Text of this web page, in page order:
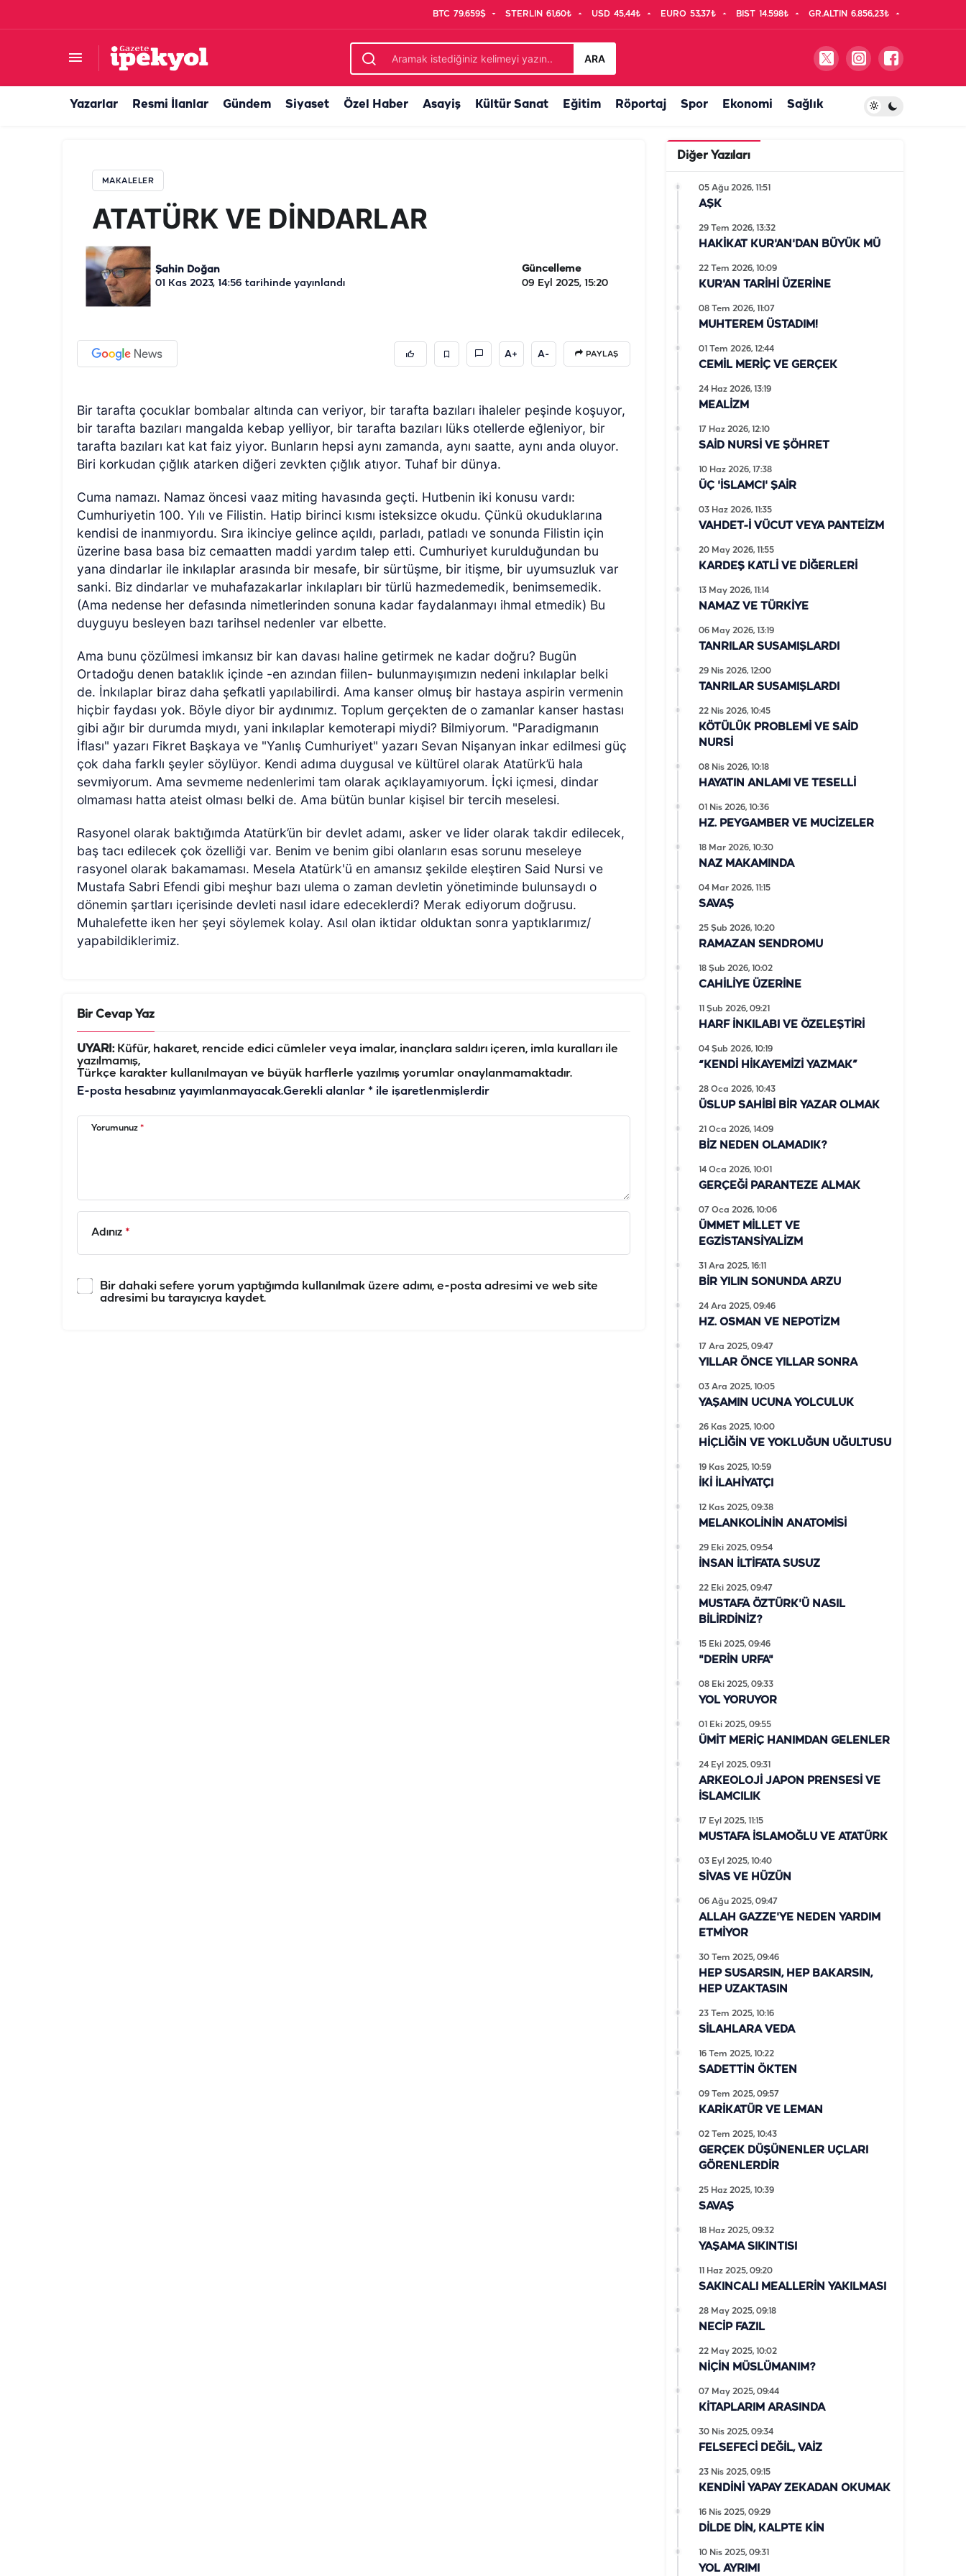
BTC 79.659$ STERLIN 61,60₺ USD 45,44₺ EURO 53,37₺ BIST 14.598₺ GR.ALTIN 6.856,23₺
ARA
Yazarlar Resmi İlanlar Gündem Siyaset Özel Haber Asayiş Kültür Sanat Eğitim Röportaj Spor Ekonomi Sağlık
MAKALELER
ATATÜRK VE DİNDARLAR
Şahin Doğan
01 Kas 2023, 14:56 tarihinde yayınlandı
Güncelleme
09 Eyl 2025, 15:20
A+ A- PAYLAŞ
Bir tarafta çocuklar bombalar altında can veriyor, bir tarafta bazıları ihaleler peşinde koşuyor,
bir tarafta bazıları mangalda kebap yelliyor, bir tarafta bazıları lüks otellerde eğleniyor, bir
tarafta bazıları kat kat faiz yiyor. Bunların hepsi aynı zamanda, aynı saatte, aynı anda oluyor.
Biri korkudan çığlık atarken diğeri zevkten çığlık atıyor. Tuhaf bir dünya.
Cuma namazı. Namaz öncesi vaaz miting havasında geçti. Hutbenin iki konusu vardı:
Cumhuriyetin 100. Yılı ve Filistin. Hatip birinci kısmı isteksizce okudu. Çünkü okuduklarına
kendisi de inanmıyordu. Sıra ikinciye gelince açıldı, parladı, patladı ve sonunda Filistin için
üzerine basa basa biz cemaatten maddi yardım talep etti. Cumhuriyet kurulduğundan bu
yana dindarlar ile inkılaplar arasında bir mesafe, bir sürtüşme, bir itişme, bir uyumsuzluk var
sanki. Biz dindarlar ve muhafazakarlar inkılapları bir türlü hazmedemedik, benimsemedik.
(Ama nedense her defasında nimetlerinden sonuna kadar faydalanmayı ihmal etmedik) Bu
duyguyu besleyen bazı tarihsel nedenler var elbette.
Ama bunu çözülmesi imkansız bir kan davası haline getirmek ne kadar doğru? Bugün
Ortadoğu denen bataklık içinde -en azından fiilen- bulunmayışımızın nedeni inkılaplar belki
de. İnkılaplar biraz daha şefkatli yapılabilirdi. Ama kanser olmuş bir hastaya aspirin vermenin
hiçbir faydası yok. Böyle diyor bir aydınımız. Toplum gerçekten de o zamanlar kanser hastası
gibi ağır bir durumda mıydı, yani inkılaplar kemoterapi miydi? Bilmiyorum. "Paradigmanın
İflası" yazarı Fikret Başkaya ve "Yanlış Cumhuriyet" yazarı Sevan Nişanyan inkar edilmesi güç
çok daha farklı şeyler söylüyor. Kendi adıma duygusal ve kültürel olarak Atatürk’ü hala
sevmiyorum. Ama sevmeme nedenlerimi tam olarak açıklayamıyorum. İçki içmesi, dindar
olmaması hatta ateist olması belki de. Ama bütün bunlar kişisel bir tercih meselesi.
Rasyonel olarak baktığımda Atatürk’ün bir devlet adamı, asker ve lider olarak takdir edilecek,
baş tacı edilecek çok özelliği var. Benim ve benim gibi olanların esas sorunu meseleye
rasyonel olarak bakamaması. Mesela Atatürk'ü en amansız şekilde eleştiren Said Nursi ve
Mustafa Sabri Efendi gibi meşhur bazı ulema o zaman devletin yönetiminde bulunsaydı o
dönemin şartları içerisinde devleti nasıl idare edeceklerdi? Merak ediyorum doğrusu.
Muhalefette iken her şeyi söylemek kolay. Asıl olan iktidar olduktan sonra yaptıklarımız/
yapabildiklerimiz.
Bir Cevap Yaz
UYARI:Küfür, hakaret, rencide edici cümleler veya imalar, inançlara saldırı içeren, imla kuralları ile
yazılmamış,
Türkçe karakter kullanılmayan ve büyük harflerle yazılmış yorumlar onaylanmamaktadır.
E-posta hesabınız yayımlanmayacak.Gerekli alanlar * ile işaretlenmişlerdir
Yorumunuz *
Adınız *
Bir dahaki sefere yorum yaptığımda kullanılmak üzere adımı, e-posta adresimi ve web site
adresimi bu tarayıcıya kaydet.
Diğer Yazıları
AŞK
05 Ağu 2026, 11:51
HAKİKAT KUR'AN'DAN BÜYÜK MÜ
29 Tem 2026, 13:32
KUR'AN TARİHİ ÜZERİNE
22 Tem 2026, 10:09
MUHTEREM ÜSTADIM!
08 Tem 2026, 11:07
CEMİL MERİÇ VE GERÇEK
01 Tem 2026, 12:44
MEALİZM
24 Haz 2026, 13:19
SAİD NURSİ VE ŞÖHRET
17 Haz 2026, 12:10
ÜÇ 'İSLAMCI' ŞAİR
10 Haz 2026, 17:38
VAHDET-İ VÜCUT VEYA PANTEİZM
03 Haz 2026, 11:35
KARDEŞ KATLİ VE DİĞERLERİ
20 May 2026, 11:55
NAMAZ VE TÜRKİYE
13 May 2026, 11:14
TANRILAR SUSAMIŞLARDI
06 May 2026, 13:19
TANRILAR SUSAMIŞLARDI
29 Nis 2026, 12:00
KÖTÜLÜK PROBLEMİ VE SAİD
NURSİ
22 Nis 2026, 10:45
HAYATIN ANLAMI VE TESELLİ
08 Nis 2026, 10:18
HZ. PEYGAMBER VE MUCİZELER
01 Nis 2026, 10:36
NAZ MAKAMINDA
18 Mar 2026, 10:30
SAVAŞ
04 Mar 2026, 11:15
RAMAZAN SENDROMU
25 Şub 2026, 10:20
CAHİLİYE ÜZERİNE
18 Şub 2026, 10:02
HARF İNKILABI VE ÖZELEŞTİRİ
11 Şub 2026, 09:21
“KENDİ HİKAYEMİZİ YAZMAK”
04 Şub 2026, 10:19
ÜSLUP SAHİBİ BİR YAZAR OLMAK
28 Oca 2026, 10:43
BİZ NEDEN OLAMADIK?
21 Oca 2026, 14:09
GERÇEĞİ PARANTEZE ALMAK
14 Oca 2026, 10:01
ÜMMET MİLLET VE
EGZİSTANSİYALİZM
07 Oca 2026, 10:06
BİR YILIN SONUNDA ARZU
31 Ara 2025, 16:11
HZ. OSMAN VE NEPOTİZM
24 Ara 2025, 09:46
YILLAR ÖNCE YILLAR SONRA
17 Ara 2025, 09:47
YAŞAMIN UCUNA YOLCULUK
03 Ara 2025, 10:05
HİÇLİĞİN VE YOKLUĞUN UĞULTUSU
26 Kas 2025, 10:00
İKİ İLAHİYATÇI
19 Kas 2025, 10:59
MELANKOLİNİN ANATOMİSİ
12 Kas 2025, 09:38
İNSAN İLTİFATA SUSUZ
29 Eki 2025, 09:54
MUSTAFA ÖZTÜRK'Ü NASIL
BİLİRDİNİZ?
22 Eki 2025, 09:47
"DERİN URFA"
15 Eki 2025, 09:46
YOL YORUYOR
08 Eki 2025, 09:33
ÜMİT MERİÇ HANIMDAN GELENLER
01 Eki 2025, 09:55
ARKEOLOJİ JAPON PRENSESİ VE
İSLAMCILIK
24 Eyl 2025, 09:31
MUSTAFA İSLAMOĞLU VE ATATÜRK
17 Eyl 2025, 11:15
SİVAS VE HÜZÜN
03 Eyl 2025, 10:40
ALLAH GAZZE'YE NEDEN YARDIM
ETMİYOR
06 Ağu 2025, 09:47
HEP SUSARSIN, HEP BAKARSIN,
HEP UZAKTASIN
30 Tem 2025, 09:46
SİLAHLARA VEDA
23 Tem 2025, 10:16
SADETTİN ÖKTEN
16 Tem 2025, 10:22
KARİKATÜR VE LEMAN
09 Tem 2025, 09:57
GERÇEK DÜŞÜNENLER UÇLARI
GÖRENLERDİR
02 Tem 2025, 10:43
SAVAŞ
25 Haz 2025, 10:39
YAŞAMA SIKINTISI
18 Haz 2025, 09:32
SAKINCALI MEALLERİN YAKILMASI
11 Haz 2025, 09:20
NECİP FAZIL
28 May 2025, 09:18
NİÇİN MÜSLÜMANIM?
22 May 2025, 10:02
KİTAPLARIM ARASINDA
07 May 2025, 09:44
FELSEFECİ DEĞİL, VAİZ
30 Nis 2025, 09:34
KENDİNİ YAPAY ZEKADAN OKUMAK
23 Nis 2025, 09:15
DİLDE DİN, KALPTE KİN
16 Nis 2025, 09:29
YOL AYRIMI
10 Nis 2025, 09:31